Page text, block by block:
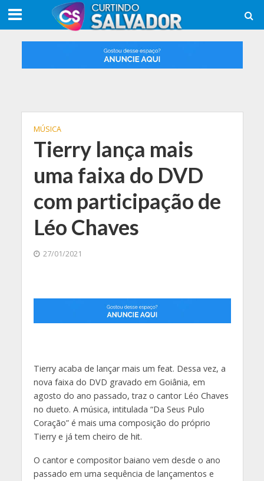
MÚSICA
Tierry lança mais
uma faixa do DVD
com participação de
Léo Chaves
27/01/2021
Tierry acaba de lançar mais um feat. Dessa vez, a
nova faixa do DVD gravado em Goiânia, em
agosto do ano passado, traz o cantor Léo Chaves
no dueto. A música, intitulada “Da Seus Pulo
Coração” é mais uma composição do próprio
Tierry e já tem cheiro de hit.
O cantor e compositor baiano vem desde o ano
passado em uma sequência de lançamentos e